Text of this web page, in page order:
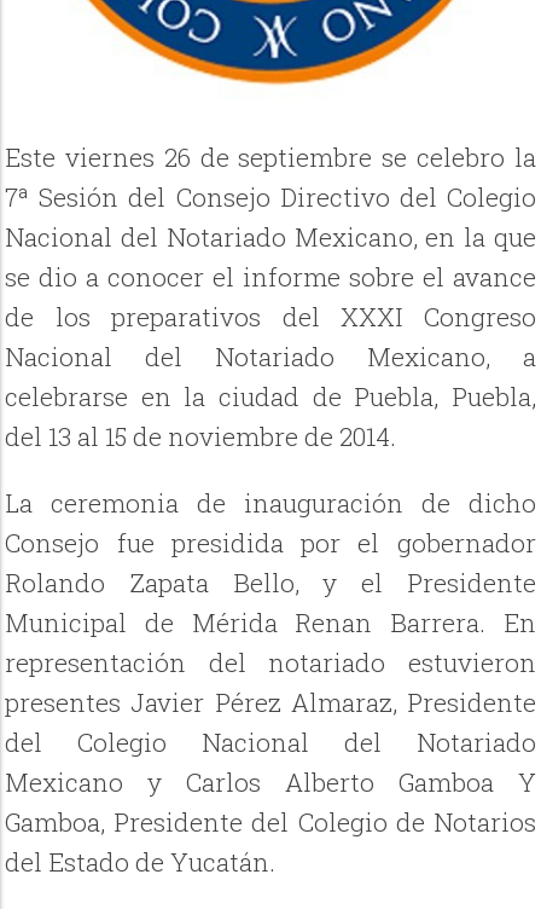
Este viernes 26 de septiembre se celebro la
7ª Sesión del Consejo Directivo del Colegio
Nacional del Notariado Mexicano, en la que
se dio a conocer el informe sobre el avance
de los preparativos del XXXI Congreso
Nacional del Notariado Mexicano, a
celebrarse en la ciudad de Puebla, Puebla,
del 13 al 15 de noviembre de 2014.
La ceremonia de inauguración de dicho
Consejo fue presidida por el gobernador
Rolando Zapata Bello, y el Presidente
Municipal de Mérida Renan Barrera. En
representación del notariado estuvieron
presentes Javier Pérez Almaraz, Presidente
del Colegio Nacional del Notariado
Mexicano y Carlos Alberto Gamboa Y
Gamboa, Presidente del Colegio de Notarios
del Estado de Yucatán.